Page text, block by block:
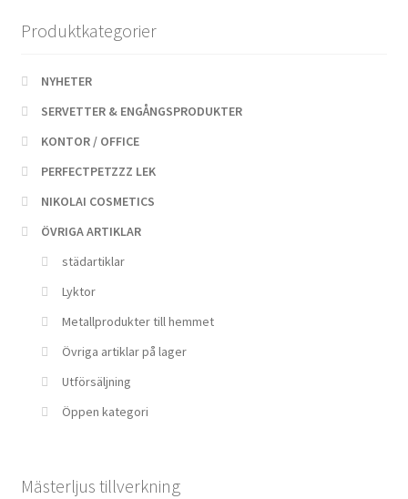
Produktkategorier
NYHETER
SERVETTER & ENGÅNGSPRODUKTER
KONTOR / OFFICE
PERFECTPETZZZ LEK
NIKOLAI COSMETICS
ÖVRIGA ARTIKLAR
städartiklar
Lyktor
Metallprodukter till hemmet
Övriga artiklar på lager
Utförsäljning
Öppen kategori
Mästerljus tillverkning